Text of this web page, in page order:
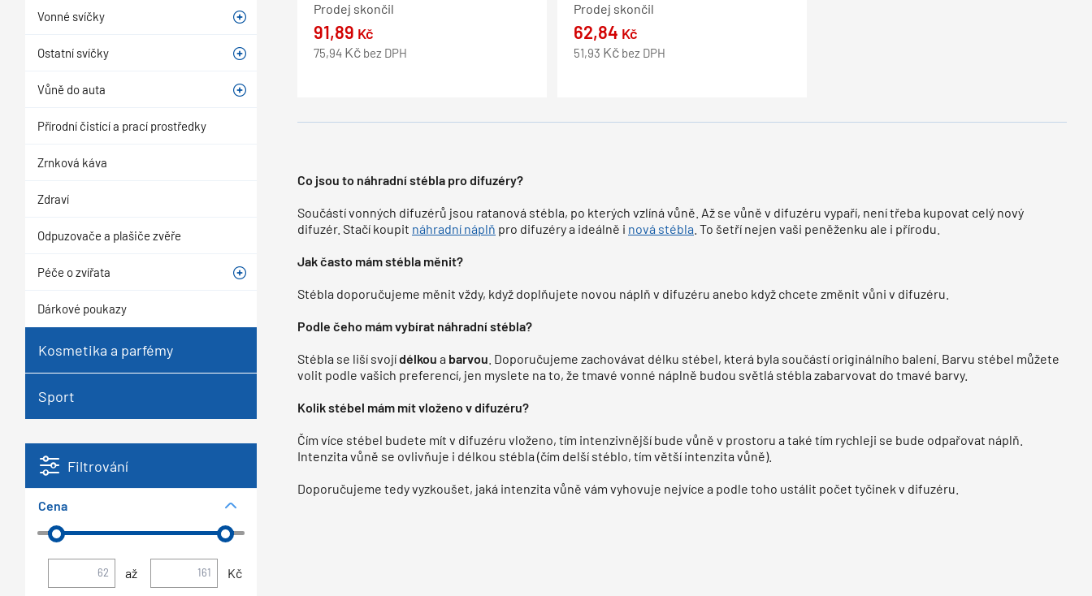
Vonné svíčky
Ostatní svíčky
Vůně do auta
Přírodní čistící a prací prostředky
Zrnková káva
Zdraví
Odpuzovače a plašiče zvěře
Péče o zvířata
Dárkové poukazy
Kosmetika a parfémy
Sport
Filtrování
Cena
až Kč
Prodej skončil
91,89 Kč
75,94 Kč bez DPH
Prodej skončil
62,84 Kč
51,93 Kč bez DPH
Co jsou to náhradní stébla pro difuzéry?
Součástí vonných difuzérů jsou ratanová stébla, po kterých vzlíná vůně. Až se vůně v difuzéru vypaří, není třeba kupovat celý nový
difuzér. Stačí koupit náhradní náplň pro difuzéry a ideálně i nová stébla . To šetří nejen vaši peněženku ale i přírodu.
Jak často mám stébla měnit?
Stébla doporučujeme měnit vždy, když doplňujete novou náplň v difuzéru anebo když chcete změnit vůni v difuzéru.
Podle čeho mám vybírat náhradní stébla?
Stébla se liší svojídélkou a barvou . Doporučujeme zachovávat délku stébel, která byla součástí originálního balení. Barvu stébel můžete
volit podle vašich preferencí, jen myslete na to, že tmavé vonné náplně budou světlá stébla zabarvovat do tmavé barvy.
Kolik stébel mám mít vloženo v difuzéru?
Čím více stébel budete mít v difuzéru vloženo, tím intenzivnější bude vůně v prostoru a také tím rychleji se bude odpařovat náplň.
Intenzita vůně se ovlivňuje i délkou stébla (čím delší stéblo, tím větší intenzita vůně).
Doporučujeme tedy vyzkoušet, jaká intenzita vůně vám vyhovuje nejvíce a podle toho ustálit počet tyčinek v difuzéru.